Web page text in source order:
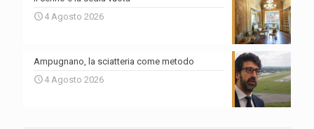
4 Agosto 2026
Ampugnano, la sciatteria come metodo
4 Agosto 2026